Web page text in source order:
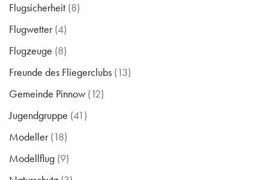
Flugsicherheit (8)
Flugwetter(4)
Flugzeuge (8)
Freunde des Fliegerclubs (13)
Gemeinde Pinnow (12)
Jugendgruppe (41)
Modeller(18)
Modellflug (9)